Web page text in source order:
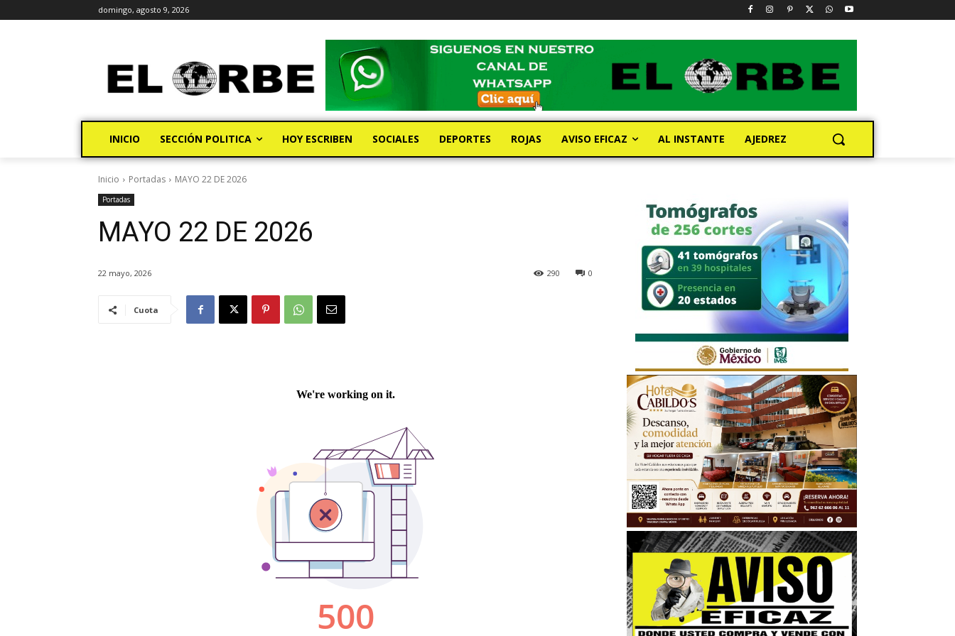
domingo, agosto 9, 2026
INICIO SECCIÓN POLITICA HOY ESCRIBEN SOCIALES DEPORTES ROJAS AVISO EFICAZ AL INSTANTE AJEDREZ
Inicio Portadas MAYO 22 DE 2026
Portadas
MAYO 22 DE 2026
22 mayo, 2026 0
290
Cuota